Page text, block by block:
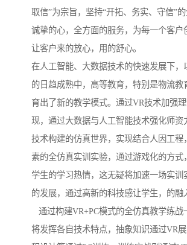
取信”为宗旨，坚持“开拓、务实、守信”
诚挚的心，全方面的服务，为每一个客户
让客户来的放心，用的舒心。
在人工智能、大数据技术的快速发展下，
的日趋成熟中，高等教育，特别是物流教
育出了新的教学模式。通过VR技术加强
现，通过大数据与人工智能技术强化师资
技术构建的仿真世界，实现结合人因工程
素的全仿真实训实验，通过游戏化的方式
学生的学习热情，这无疑将加速一场实训
的发展，通过高新的科技感让学生，的融
通过构建VR+PC模式的全仿真教学练战
将发挥各自技术特点，抽象知识通过VR